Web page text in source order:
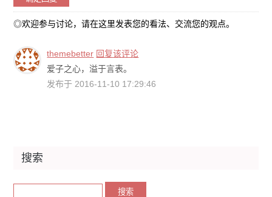
◎欢迎参与讨论，请在这里发表您的看法、交流您的观点。
themebetter 回复该评论
爱子之心，溢于言表。
发布于 2016-11-10 17:29:46
搜索